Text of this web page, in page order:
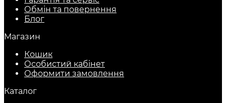
Обмін та повернення
Блог
Магазин
Кошик
Особистий кабінет
Оформити замовлення
Каталог